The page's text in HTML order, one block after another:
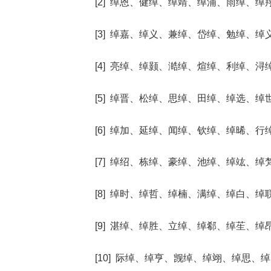
[2] 绰恩、健绰、绰靖、绰浦、雨绰、绰
[3] 绰嘉、绰义、兼绰、岱绰、勉绰、绰
[4] 亮绰、绰颢、澔绰、煊绰、利绰、浔
[5] 绰晋、松绰、思绰、田绰、绰选、绰
[6] 绰加、延绰、闻绰、钦绰、绰晞、行
[7] 绰绍、栋绰、豪绰、池绰、绰竑、绰
[8] 绰时、绰哲、绰楠、满绰、绰白、绰
[9] 湛绰、绰胜、立绰、绰郗、绰苼、绰
[10] 际绰、绰亨、觊绰、绰翊、绰思、